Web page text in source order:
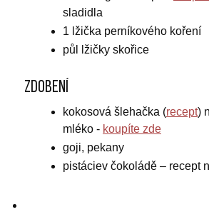
sladidla
1 lžička perníkového koření
půl lžičky skořice
Zdobení
kokosová šlehačka (recept)
mléko - koupíte zde
goji, pekany
pistáciev čokoládě – recept